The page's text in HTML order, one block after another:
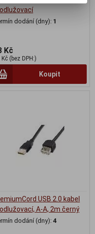
dodání (dny): 1
Kč
Kč (bez DPH:)
Koupit
USB 2.0 kabel
A-A, 2m černý
dodání (dny): 4